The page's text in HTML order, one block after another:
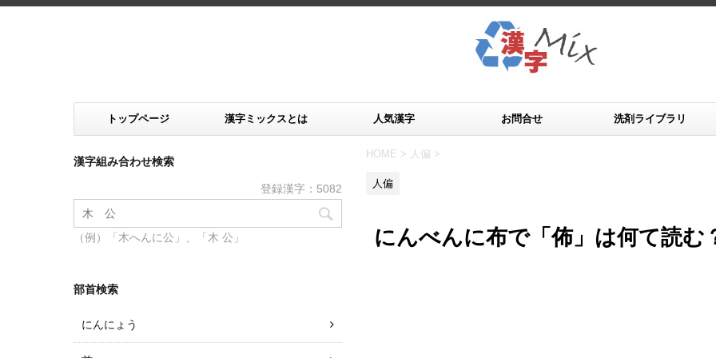
トップページ 漢字ミックスとは 人気漢字 お問合せ 洗剤ライブラリ
HOME > 人偏 >
人偏
にんべんに布で「佈」は何て読む
漢字組み合わせ検索
登録漢字：5082
（例）「木へんに公」、「木 公」
部首検索
にんにょう